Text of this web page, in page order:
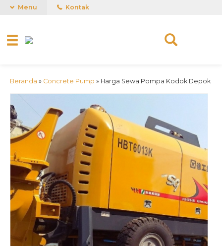
Menu Kontak
Beranda » Concrete Pump » Harga Sewa Pompa Kodok Depok